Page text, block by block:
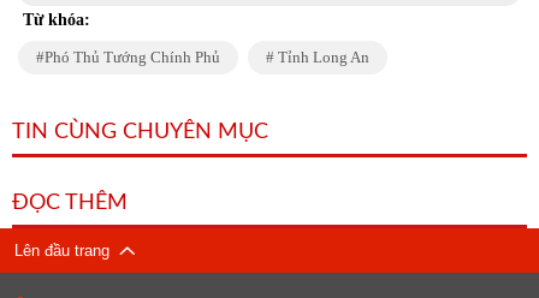
Từ khóa:
Phó Thủ Tướng Chính Phủ Tỉnh Long An
TIN CÙNG CHUYÊN MỤC
ĐỌC THÊM
Lên đầu trang